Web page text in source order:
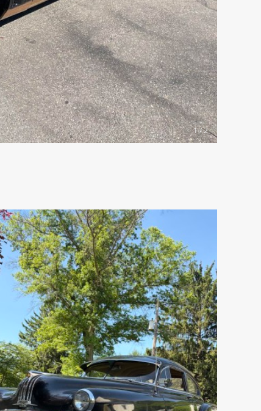
1 / 2